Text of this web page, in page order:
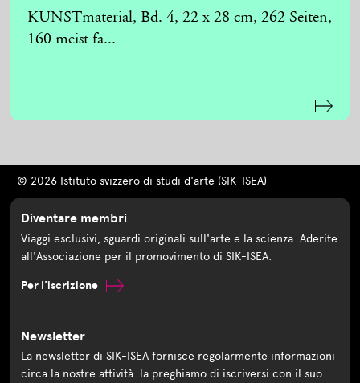
KUNSTmaterial, Bd. 4, 22 x 28 cm, 262 Seiten,
160 meist fa...
© 2026 Istituto svizzero di studi d'arte (SIK-ISEA)
Diventare membri
Viaggi esclusivi, sguardi originali sull'arte e la scienza. Aderite
all'Associazione per il promovimento di SIK-ISEA.
Per l'iscrizione
Newsletter
La newsletter di SIK-ISEA fornisce regolarmente informazioni
circa la nostre attività: la preghiamo di iscriversi con il suo